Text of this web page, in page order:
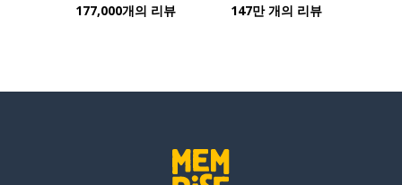
177,000개의 리뷰 147만 개의 리뷰